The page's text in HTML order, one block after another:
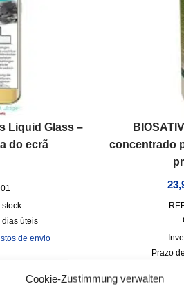
Cookie-Zustimmung verwalten
Liquid Glass –
do ecrã
stock
dias úteis
de envio
concentrado
Prazo